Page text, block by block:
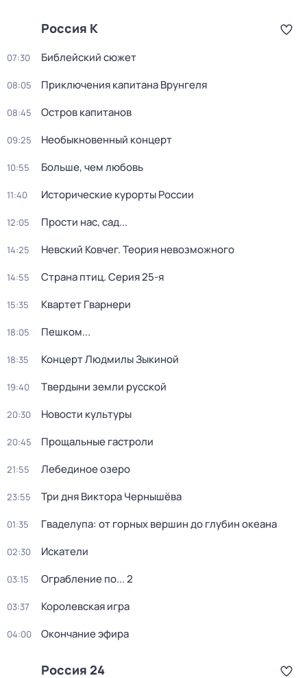
Россия К
07:30 Библейский сюжет
08:05 Приключения капитана Врунгеля
08:45 Остров капитанов
09:25 Необыкновенный концерт
10:55 Больше, чем любовь
11:40 Исторические курорты России
12:05 Прости нас, сад...
14:25 Невский Ковчег. Теория невозможного
14:55 Страна птиц. Серия 25-я
15:35 Квартет Гварнери
18:05 Пешком...
18:35 Концерт Людмилы Зыкиной
19:40 Твердыни земли русской
20:30 Новости культуры
20:45 Прощальные гастроли
21:55 Лебединое озеро
23:55 Три дня Виктора Чернышёва
01:35 Гваделупа: от горных вершин до глубин океана
02:30 Искатели
03:15 Ограбление по... 2
03:37 Королевская игра
04:00 Окончание эфира
Россия 24